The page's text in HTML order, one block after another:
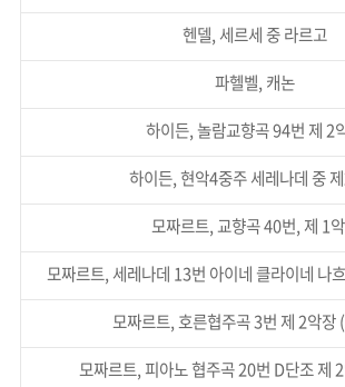
헨델, 세르세 중 라르고
파헬벨, 캐논
하이든, 놀람교향곡 94번 제 2
하이든, 현악4중주 세레나데 중
모짜르트, 교향곡 40번, 제 1
모짜르트, 세레나데 13번 아이네 클라이네 나
모짜르트, 호른협주곡 3번 제 2악장
모짜르트, 피아노 협주곡 20번 D단조 제